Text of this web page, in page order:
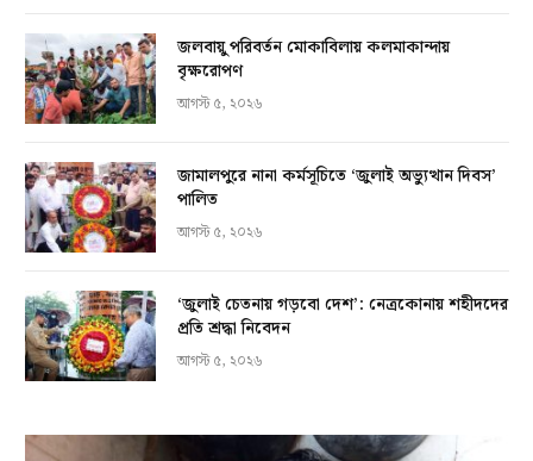
জলবায়ু পরিবর্তন মোকাবিলায় কলমাকান্দায়
বৃক্ষরোপণ
আগস্ট ৫, ২০২৬
জামালপুরে নানা কর্মসূচিতে ‘জুলাই অভ্যুত্থান দিবস’
পালিত
আগস্ট ৫, ২০২৬
‘জুলাই চেতনায় গড়বো দেশ’: নেত্রকোনায় শহীদদের
প্রতি শ্রদ্ধা নিবেদন
আগস্ট ৫, ২০২৬